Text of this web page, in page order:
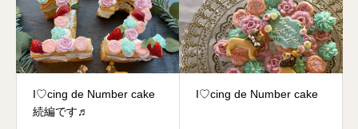
I♡cing de Number cake
続編です♬
I♡cing de Number cake